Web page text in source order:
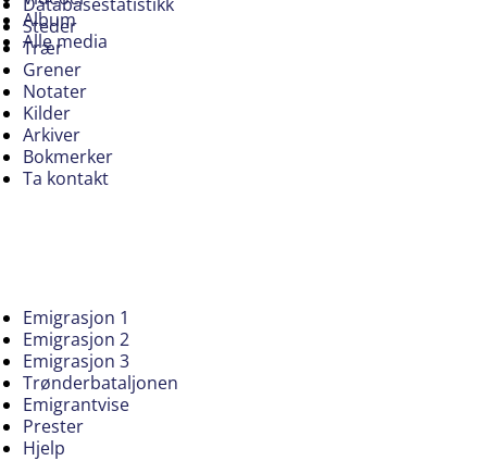
Album
Alle media
Steder
Trær
Grener
Notater
Kilder
Arkiver
Bokmerker
Ta kontakt
Emigrasjon 1
Emigrasjon 2
Emigrasjon 3
Trønderbataljonen
Emigrantvise
Prester
Hjelp